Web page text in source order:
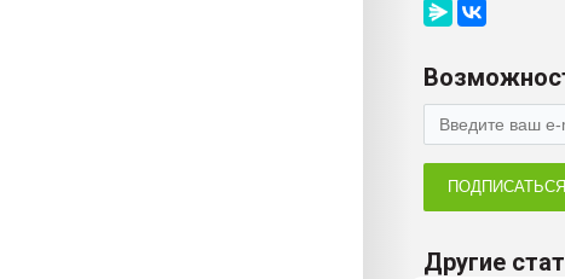
ПОДПИСАТЬСЯ
Другие